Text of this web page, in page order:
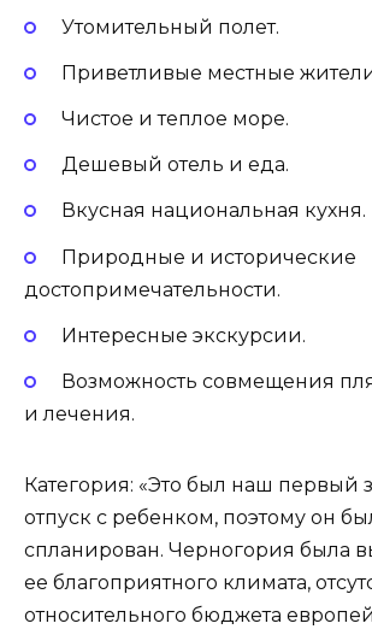
Утомительный полет.
Приветливые местные
Чистое и теплое море.
Дешевый отель и еда.
Вкусная национальная кухня.
Природные и исторические
достопримечательности.
Интересные экскурсии.
Возможность совмещения
и лечения.
Категория: «Это был наш первый
отпуск с ребенком, поэтому он
спланирован. Черногория была
ее благоприятного климата,
относительного бюджета